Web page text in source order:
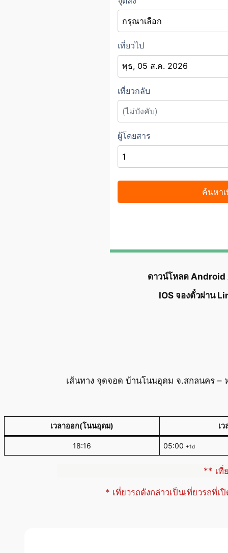
ดาวน์โหลด Android
IOS จองตั๋วผ่าน
เส้นทาง จุดจอด บ้านโนนอุดม จ.สกลนคร –
เวลาออก(โนนอุดม) เ
18:16 05:00 +1d
** เที่
* เที่ยวรถดังกล่าวเป็นเที่ยวรถที่